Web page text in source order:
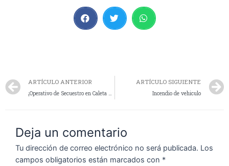
ARTÍCULO ANTERIOR
¡Operativo de Secuestro en Caleta Olivia!
ARTÍCULO SIGUIENTE
Incendio de vehiculo
Deja un comentario
Tu dirección de correo electrónico no será publicada. Los
campos obligatorios están marcados con *